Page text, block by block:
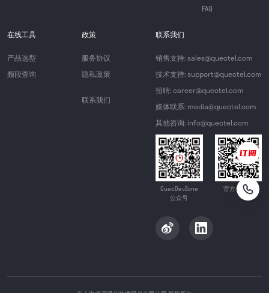
FAQ
在线工具
产品选型
频段查询
政策
服务协议
隐私政策
联系我们
联系我们
销售支持: sales@quectel.com
技术支持: support@quectel.com
招聘: career@quectel.com
媒体联系: media@quectel.com
其他咨询: info@quectel.com
QuecDevZone
公众号
官方公众号